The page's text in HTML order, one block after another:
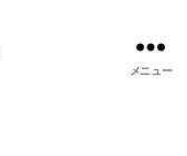
メニュー